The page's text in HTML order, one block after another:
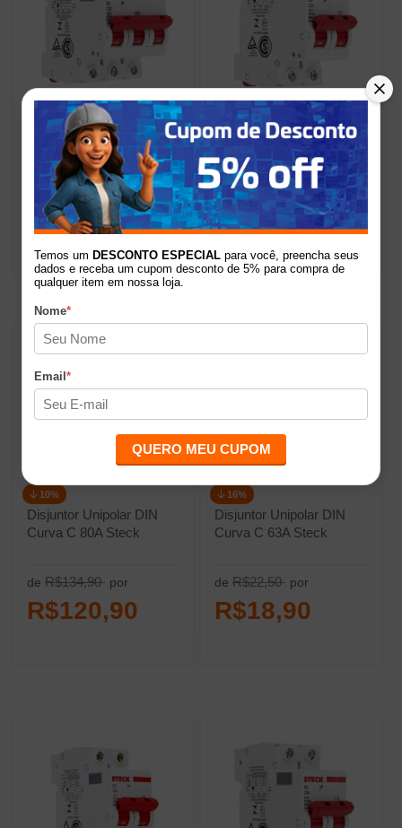
Disjuntor Tripolar DIN
Curva C 20A Steck
R$91,07
20%
por
R$72,83
Disjuntor Bipolar DIN
Curva C 25A Steck
de R$53,50
12%
por
R$46,90
Disjuntor Unipolar DIN
Curva C 80A Steck
de R$134,90
10%
por
R$120,90
Disjuntor Unipolar DIN
Curva C 63A Steck
de R$22,50
16%
por
R$18,90
Temos um DESCONTO ESPECIAL para você, preencha seus
dados e receba um cupom desconto de 5% para compra de
qualquer item em nossa loja.
Nome*
Email *
QUERO MEU CUPOM